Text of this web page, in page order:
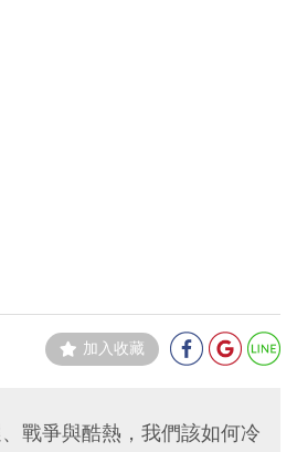
加入收藏
戰爭與酷熱，我們該如何冷